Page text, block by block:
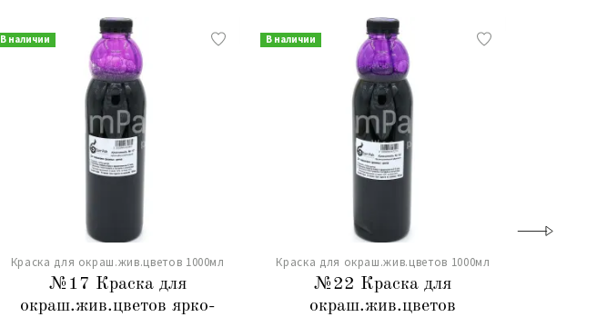
В наличии
Краска для окраш.жив.цветов 1000мл
№17 Краска для
окраш.жив.цветов ярко-
В наличии
Краска для окраш.жив.цветов 1000мл
№22 Краска для
окраш.жив.цветов